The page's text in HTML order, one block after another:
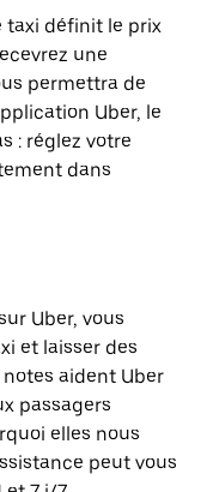
taxi définit le prix
une
permettra de
Uber, le
: réglez votre
dans
Uber, vous
et laisser des
aident Uber
passagers
elles nous
peut vous